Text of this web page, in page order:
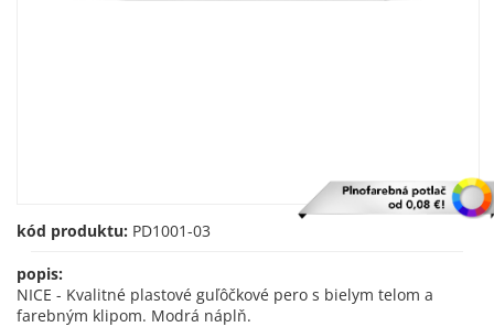
kód produktu: PD1001-03
popis:
NICE - Kvalitné plastové guľôčkové pero s bielym telom a
farebným klipom. Modrá náplň.